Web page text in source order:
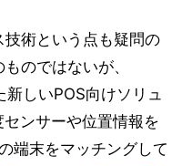
技術という点も疑問の
のではないが、
しいPOS向けソリュ
ンサーや位置情報を
端末をマッチングして